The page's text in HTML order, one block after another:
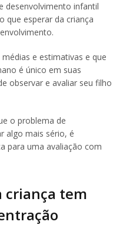
desenvolvimento infantil
que esperar da criança
e estimativas e que
é único em suas
observar e avaliar seu filho
o problema de
algo mais sério, é
para uma avaliação com
criança tem